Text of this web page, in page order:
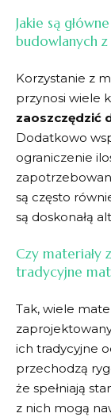
Jakie są
budowlanych
Korzystanie⁣ z
przynosi wiele⁣
zaoszczędzić
Dodatkowo
ograniczenie
są często
są doskonałą
Czy materiały⁣
tradycyjne
Tak, wiele
ich tradycyjne
przechodzą
⁤że spełniają
z nich​ mogą